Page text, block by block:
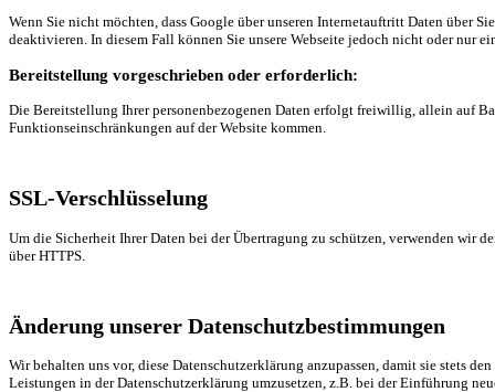
Wenn Sie nicht möchten, dass Google über unseren Internetauftritt Daten über
deaktivieren. In diesem Fall können Sie unsere Webseite jedoch nicht oder nur
Bereitstellung vorgeschrieben oder erforderlich:
Die Bereitstellung Ihrer personenbezogenen Daten erfolgt freiwillig, allein auf
Funktionseinschränkungen auf der Website kommen.
SSL-Verschlüsselung
Um die Sicherheit Ihrer Daten bei der Übertragung zu schützen, verwenden wir
über HTTPS.
Änderung unserer Datenschutzbestimmungen
Wir behalten uns vor, diese Datenschutzerklärung anzupassen, damit sie stets
Leistungen in der Datenschutzerklärung umzusetzen, z.B. bei der Einführung